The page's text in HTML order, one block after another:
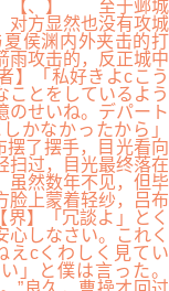
】【、】 至于邺城
对方显然也没有攻城
侯渊内外夹击的打
雨攻击的，反正城中
】「私好きよcこう
ことをしているよう
のせいね。デパート
かなかったから」
了摆手，目光看向
扫过，目光最终落在
虽然数年不见，但毕
脸上蒙着轻纱，吕布
】「冗談よ」とく
しなさい。これく
えcくわしく見てい
」と僕は言った。